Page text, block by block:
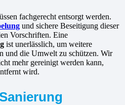
fachgerecht entsorgt werden.
und sichere Beseitigung dieser
Vorschriften. Eine
ist unerlässlich, um weitere
und die Umwelt zu schützen. Wir
mehr gereinigt werden kann,
wird.